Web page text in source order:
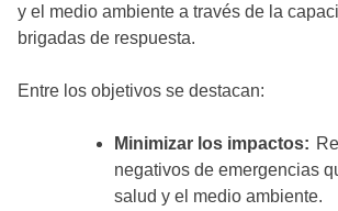
y el medio ambiente a través de la
brigadas de respuesta.
Entre los objetivos se destacan:
Minimizar los impactos:
negativos de emergencias
salud y el medio